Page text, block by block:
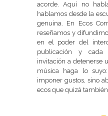
acorde. Aquí no
hablamos desde la
genuina. En Ecos
reseñamos y
en el poder del
publicación y cada
invitación a detenerse
música haga lo
imponer gustos, sino
ecos que quizá